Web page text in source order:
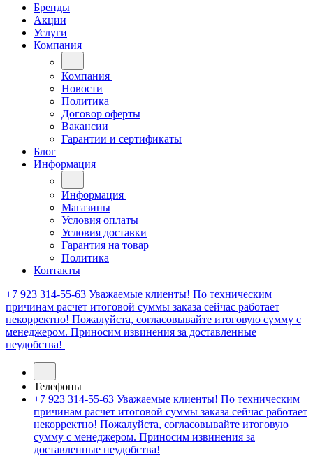
Бренды
Акции
Услуги
Компания
Компания
Новости
Политика
Договор оферты
Вакансии
Гарантии и сертификаты
Блог
Информация
Информация
Магазины
Условия оплаты
Условия доставки
Гарантия на товар
Политика
Контакты
+7 923 314-55-63 Уважаемые клиенты! По техническим
причинам расчет итоговой суммы заказа сейчас работает
некорректно! Пожалуйста, согласовывайте итоговую сумму с
менеджером. Приносим извинения за доставленные
неудобства!
Телефоны
+7 923 314-55-63 Уважаемые клиенты! По техническим
причинам расчет итоговой суммы заказа сейчас работает
некорректно! Пожалуйста, согласовывайте итоговую
сумму с менеджером. Приносим извинения за
доставленные неудобства!